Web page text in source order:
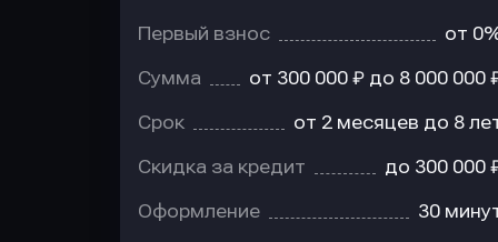
Первый взнос от
Сумма от 300 000 ₽ до 8 000 000
Срок от 2 месяцев до 8
Скидка за кредит до 300 000
Оформление 30